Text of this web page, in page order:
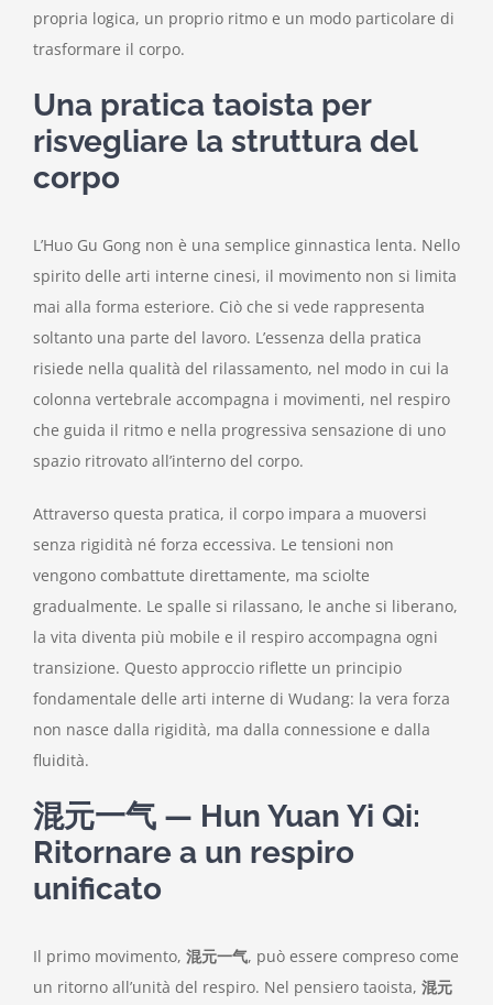
propria logica, un proprio ritmo e un modo particolare di
trasformare il corpo.
Una pratica taoista per
risvegliare la struttura del
corpo
L’Huo Gu Gong non è una semplice ginnastica lenta. Nello
spirito delle arti interne cinesi, il movimento non si limita
mai alla forma esteriore. Ciò che si vede rappresenta
soltanto una parte del lavoro. L’essenza della pratica
risiede nella qualità del rilassamento, nel modo in cui la
colonna vertebrale accompagna i movimenti, nel respiro
che guida il ritmo e nella progressiva sensazione di uno
spazio ritrovato all’interno del corpo.
Attraverso questa pratica, il corpo impara a muoversi
senza rigidità né forza eccessiva. Le tensioni non
vengono combattute direttamente, ma sciolte
gradualmente. Le spalle si rilassano, le anche si liberano,
la vita diventa più mobile e il respiro accompagna ogni
transizione. Questo approccio riflette un principio
fondamentale delle arti interne di Wudang: la vera forza
non nasce dalla rigidità, ma dalla connessione e dalla
fluidità.
混元一气 — Hun Yuan Yi Qi:
Ritornare a un respiro
unificato
Il primo movimento, 混元一气, può essere compreso come
un ritorno all’unità del respiro. Nel pensiero taoista, 混元